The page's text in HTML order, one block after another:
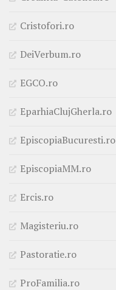
Cristofori.ro
DeiVerbum.ro
EGCO.ro
EparhiaClujGherla.ro
EpiscopiaBucuresti.ro
EpiscopiaMM.ro
Ercis.ro
Magisteriu.ro
Pastoratie.ro
ProFamilia.ro